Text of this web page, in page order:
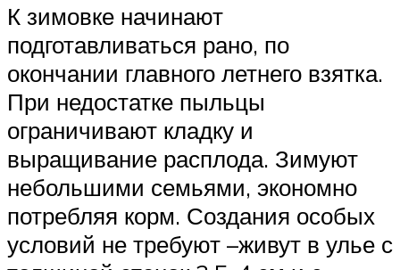
К зимовке начинают
подготавливаться рано, по
окончании главного летнего взятка.
При недостатке пыльцы
ограничивают кладку и
выращивание расплода. Зимуют
небольшими семьями, экономно
потребляя корм. Создания особых
условий не требуют –живут в улье с